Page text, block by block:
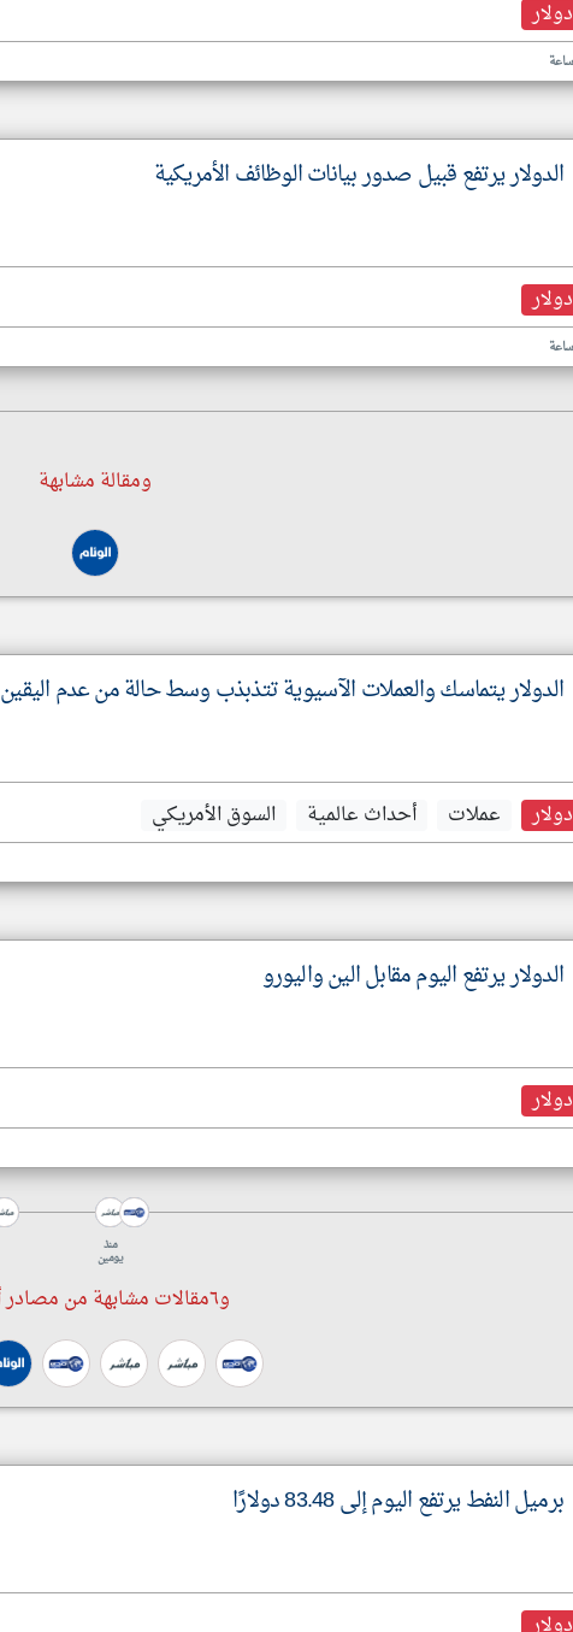
دولار
الدولار يرتفع قبيل صدور بيانات الوظائف الأمريكية
دولار
ومقالة مشابهة
الدولار يتماسك والعملات الآسيوية تتذبذب وسط حالة من عدم اليقين
دولار عملات أحداث عالمية السوق الأمريكي
الدولار ‌يرتفع اليوم مقابل الين واليورو
دولار
منذ
يومين
و٦مقالات مشابهة من مصادر أخرى
برميل النفط يرتفع اليوم إلى 83.48 دولارًا